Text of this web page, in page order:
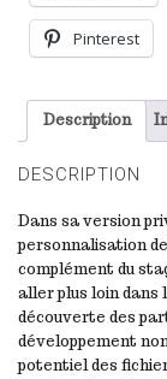
les
FICHIERS
RAW"
Pinterest
Description
DESCRIPTION
Dans sa version
personnalisation
complément du
aller plus loin dans
découverte des
développement
potentiel des